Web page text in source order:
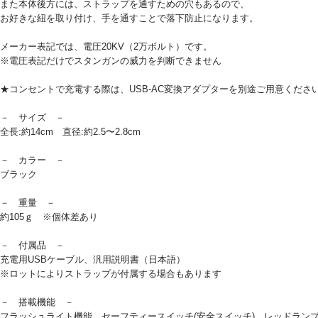
また本体後方には、ストラップを通すための穴もあるので、
お好きな紐を取り付け、手を通すことで落下防止になります。
メーカー表記では、電圧20KV（2万ボルト）です。
※電圧表記だけでスタンガンの威力を判断できません
★コンセントで充電する際は、USB-AC変換アダプターを別途ご用意ください
－ サイズ －
全長:約14cm 直径:約2.5〜2.8cm
－ カラー －
ブラック
－ 重量 －
約105ｇ ※個体差あり
－ 付属品 －
充電用USBケーブル、汎用説明書（日本語）
※ロットによりストラップが付属する場合もあります
－ 搭載機能 －